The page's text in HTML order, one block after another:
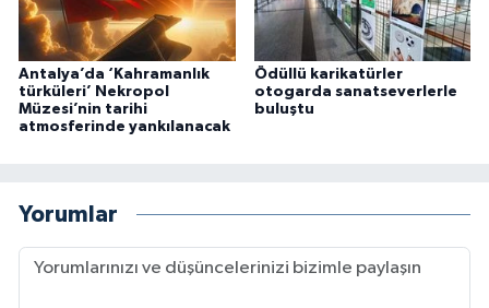
Antalya’da ‘Kahramanlık
türküleri’ Nekropol
Müzesi’nin tarihi
atmosferinde yankılanacak
Ödüllü karikatürler
otogarda sanatseverlerle
buluştu
Yorumlar